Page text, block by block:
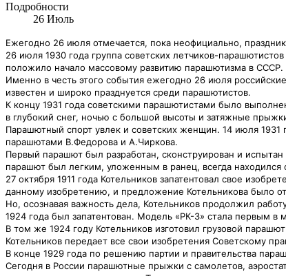
Подробности
26 Июль
Ежегодно 26 июля отмечается, пока неофициально,
26 июля 1930 года группа советских летчиков-
положило начало массовому развитию парашютизма в СССР.
Именно в честь этого события ежегодно 26 июля
известен и широко празднуется среди парашютистов.
К концу 1931 года советскими парашютистами было
в глубокий снег, ночью с большой высоты и затяжные
Парашютный спорт увлек и советских женщин. 14 июля
парашютами В.Федорова и А.Чиркова.
Первый парашют был разработан, сконструирован и
парашют был легким, уложенным в ранец, всегда находился
27 октября 1911 года Котельников запатентовал свое
данному изобретению, и предложение Котельникова было
Но, осознавая важность дела, Котельников продолжил
1924 года был запатентован. Модель «РК-3» стала первым
В том же 1924 году Котельников изготовил грузовой
Котельников передает все свои изобретения Советскому
В конце 1929 года по решению партии и правительства
Сегодня в России парашютные прыжки с самолетов,